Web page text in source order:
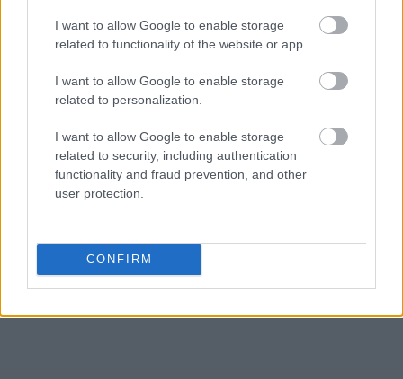
I want to allow Google to enable storage
related to functionality of the website or app.
I want to allow Google to enable storage
related to personalization.
I want to allow Google to enable storage
related to security, including authentication
functionality and fraud prevention, and other
user protection.
CONFIRM
κριθούν οι επιλογές που κάνουμε στο Υπουργείο.
Με διαφάνεια. Να εξηγήσουμε, πού επιλέγουμε
άλλα. Όχι ξανά". Αυτό το ειδικό χωροταξικό για τις
ΑΠΕ, θα παρουσιαστεί σε δύο εβδομάδες» είπε
ο κ. Παπασταύρου.
Πηγή: ΑΠΕ - ΜΠΕ
πρώτοι όλες τιςειδήσειςαπό την Ελλάδα και τον κόσμο.